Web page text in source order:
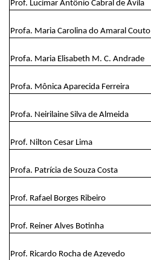
Prof. Lucimar Antônio Cabral de Avila
Profa. Maria Carolina do Amaral Couto
Profa. Maria Elisabeth M. C. Andrade
Profa. Mônica Aparecida Ferreira
Profa. Neirilaine Silva de Almeida
Prof. Nilton Cesar Lima
Profa. Patrícia de Souza Costa
Prof. Rafael Borges Ribeiro
Prof. Reiner Alves Botinha
Prof. Ricardo Rocha de Azevedo